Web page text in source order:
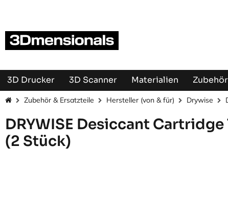
3D Drucker 3D Scanner Materialien
Zubehör & Ersatzteile Hersteller (von & für) Drywise
DRYWISE Desiccant
(2 Stück)